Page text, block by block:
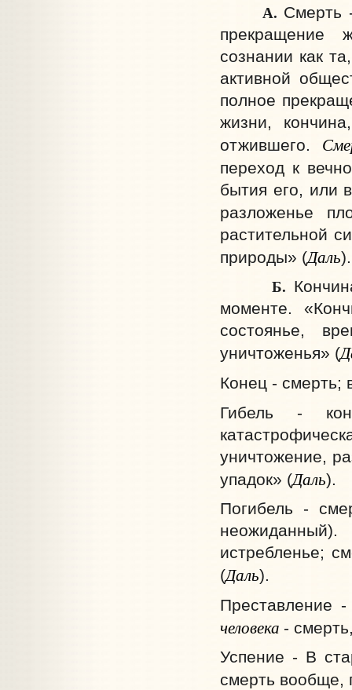
А. Смерть
прекращение
сознании как
активной
полное
жизни,
отжившего.
переход к
бытия его, или
разложенье
растительной
природы» (Даль).
Б.
моменте.
состоянье,
уничтоженья» (
Конец - смерть;
Гибель -
уничтожение,
упадок» (Даль).
Погибель -
истребленье;
(Даль).
Преставление
человека -
Успение - В
смерть вообще,